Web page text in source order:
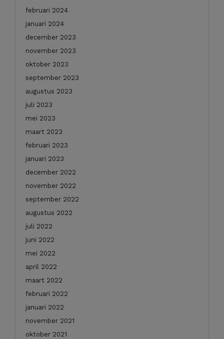
februari 2024
januari 2024
december 2023
november 2023
oktober 2023
september 2023
augustus 2023
juli 2023
mei 2023
maart 2023
februari 2023
januari 2023
december 2022
november 2022
september 2022
augustus 2022
juli 2022
juni 2022
mei 2022
april 2022
maart 2022
februari 2022
januari 2022
november 2021
oktober 2021